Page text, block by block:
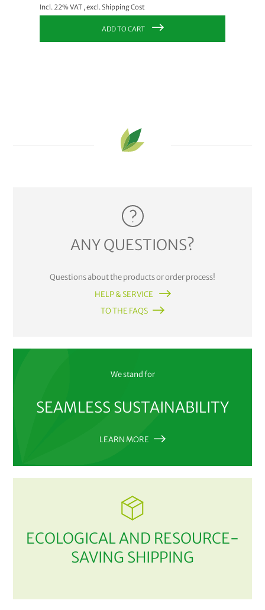
Incl. 22% VAT ,excl.Shipping Cost
ADD TO CART
ANY QUESTIONS?
Questions about the products or order process!
HELP & SERVICE
TO THE FAQS
We stand for
SEAMLESS SUSTAINABILITY
LEARN MORE
ECOLOGICAL AND RESOURCE-
SAVING SHIPPING